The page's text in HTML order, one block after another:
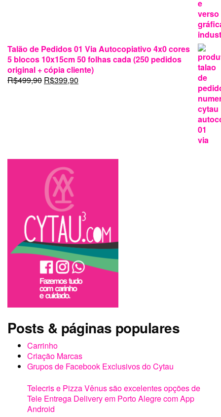
Talão de Pedidos 01 Via Autocopiativo 4x0 cores
5 blocos 10x15cm 50 folhas cada (250 pedidos
original + cópia cliente)
R$499,90 O
R$399,90O
Posts & páginas populares
Carrinho
Criação Marcas
Grupos de Facebook Exclusivos do Cytau
Telecris e Pizza Vênus são excelentes opções de
Tele Entrega Delivery em Porto Alegre com App
Android